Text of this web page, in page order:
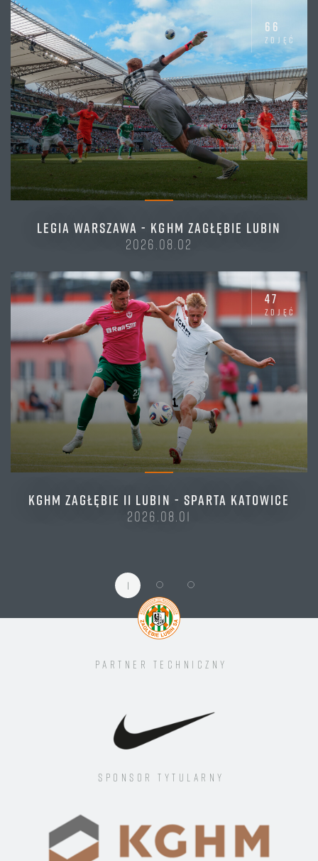
66
zdjęć
LEGIA WARSZAWA - KGHM ZAGŁĘBIE LUBIN
2026.08.02
47
zdjęć
KGHM ZAGŁĘBIE II LUBIN - SPARTA KATOWICE
2026.08.01
1
Partner techniczny
Sponsor tytularny